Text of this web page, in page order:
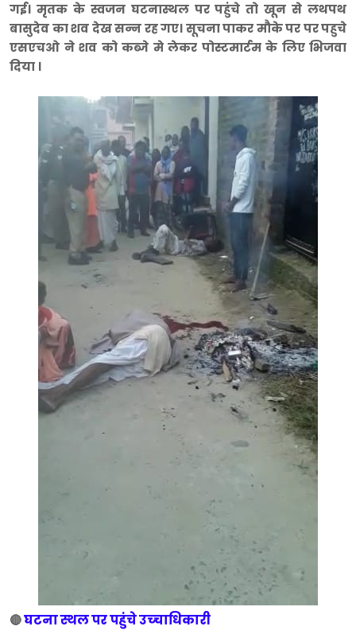
गई। मृतक के स्वजन घटनास्थल पर पहुंचे तो खून से लथपथ
बासुदेव का शव देख सन्न रह गए। सूचना पाकर मौके पर पर पहुचे
एसएचओ ने शव को कब्जे मे लेकर पोस्टमार्टम के लिए भिजवा
दिया ।
🔴घटना स्थल पर पहुंचे उच्‍चाध‍िकारी